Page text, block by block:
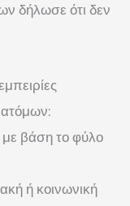
δήλωσε ότι δεν
με βάση το φύλο
ή κοινωνική